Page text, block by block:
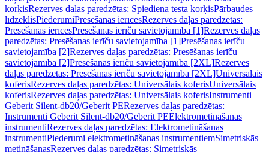
korķisRezerves daļas paredzētas: Spiediena testa korķisPārbaudes
līdzeklisPiederumiPresēšanas ierīcesRezerves daļas paredzētas:
Presēšanas ierīcesPresēšanas ierīču savietojamība [1]Rezerves daļas
paredzētas: Presēšanas ierīču savietojamība [1]Presēšanas ierīču
savietojamība [2]Rezerves daļas paredzētas: Presēšanas ierīču
savietojamība [2]Presēšanas ierīču savietojamība [2XL]Rezerves
daļas paredzētas: Presēšanas ierīču savietojamība [2XL]Universālais
koferisRezerves daļas paredzētas: Universālais koferisUniversālais
koferisRezerves daļas paredzētas: Universālais koferisInstrumenti
Geberit Silent-db20/Geberit PERezerves daļas paredzētas:
Instrumenti Geberit Silent-db20/Geberit PEElektrometināšanas
instrumentiRezerves daļas paredzētas: Elektrometināšanas
instrumentiPiederumi elektrometināšanas instrumentiemSimetriskās
metināšanasRezerves daļas paredzētas: Simetriskās